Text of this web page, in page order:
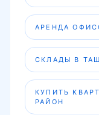
АРЕНДА
СКЛАДЫ В
КУПИТЬ
РАЙОН